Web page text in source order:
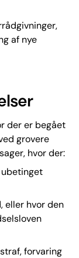
af nye
der er begået
grovere
hvor der:
eller hvor den
forvaring